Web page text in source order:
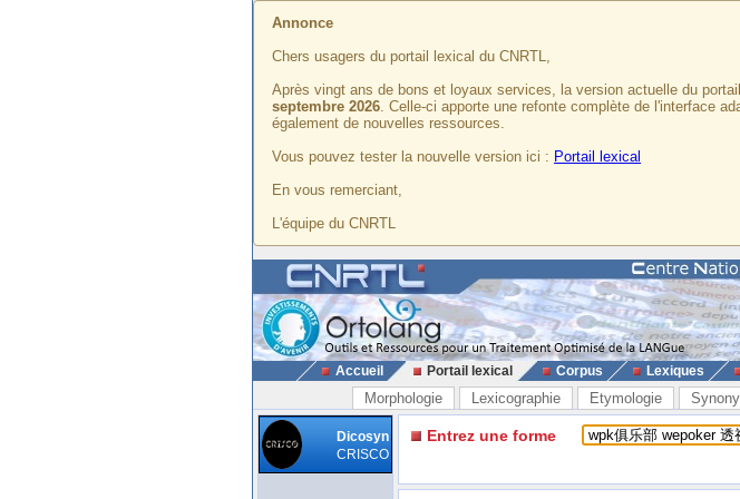
Annonce
Chers usagers du portail lexical du CNRTL,
Après vingt ans de bons et loyaux services, la version actuelle du
septembre 2026. Celle-ci apporte une refonte complète de l'interface
également de nouvelles ressources.
Vous pouvez tester la nouvelle version ici : Portail lexical
En vous remerciant,
L'équipe du CNRTL
Accueil Portail lexical Corpus Lexiques
Morphologie Lexicographie Etymologie
Dicosyn
CRISCO
Entrez une forme